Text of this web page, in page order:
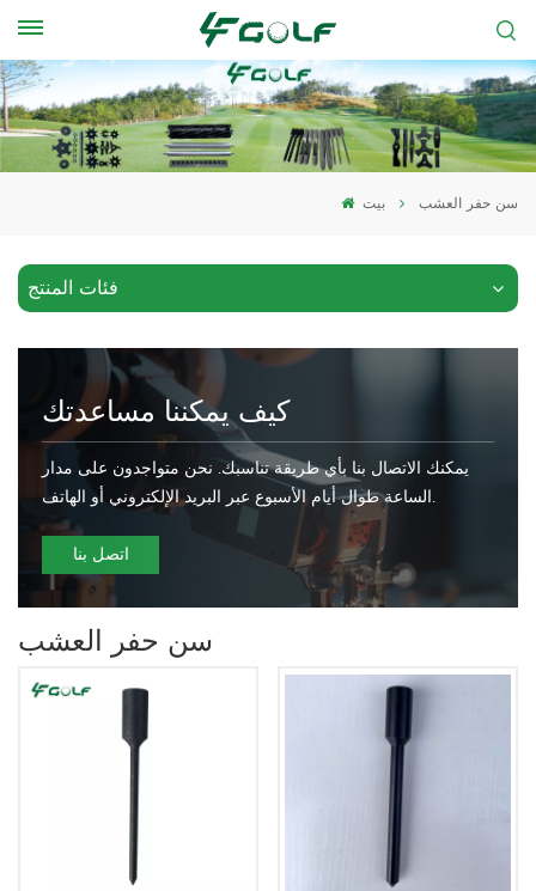
بيت سن حفر العشب
فئات المنتج
كيف يمكننا مساعدتك
يمكنك الاتصال بنا بأي طريقة تناسبك. نحن متواجدون على مدار
الساعة طوال أيام الأسبوع عبر البريد الإلكتروني أو الهاتف.
اتصل بنا
سن حفر العشب